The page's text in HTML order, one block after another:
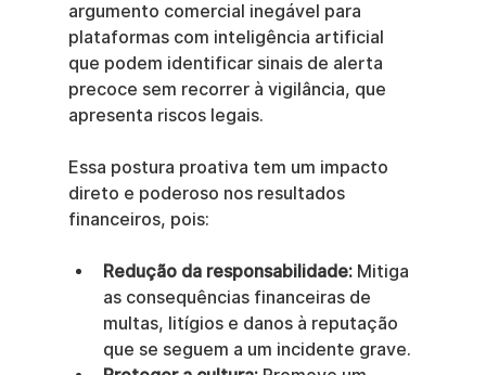
argumento comercial inegável para
plataformas com inteligência artificial
que podem identificar sinais de alerta
precoce sem recorrer à vigilância, que
apresenta riscos legais.
Essa postura proativa tem um impacto
direto e poderoso nos resultados
financeiros, pois:
Redução da responsabilidade: Mitiga
as consequências financeiras de
multas, litígios e danos à reputação
que se seguem a um incidente grave.